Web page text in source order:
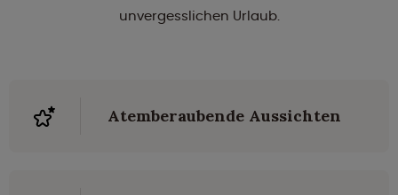
unvergesslichen Urlaub.
Atemberaubende Aussichten